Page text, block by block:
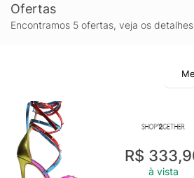
Ofertas
Encontramos 5 ofertas, veja os
R$
à vista